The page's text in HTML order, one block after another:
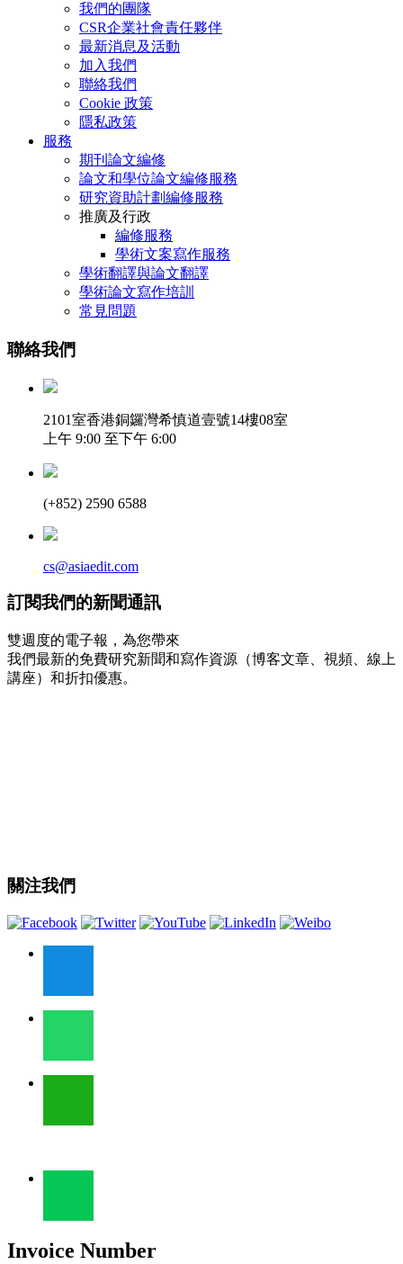
我們的團隊
CSR企業社會責任夥伴
最新消息及活動
加入我們
聯絡我們
Cookie 政策
隱私政策
服務
期刊論文編修
論文和學位論文編修服務
研究資助計劃編修服務
推廣及行政
編修服務
學術文案寫作服務
學術翻譯與論文翻譯
學術論文寫作培訓
常見問題
聯絡我們
2101室香港銅鑼灣希慎道壹號14樓08室
上午 9:00 至下午 6:00
(+852) 2590 6588
cs@asiaedit.com
訂閱我們的新聞通訊
雙週度的電子報，為您帶來
我們最新的免費研究新聞和寫作資源（博客文章、視頻、線上
講座）和折扣優惠。
關注我們
Invoice Number